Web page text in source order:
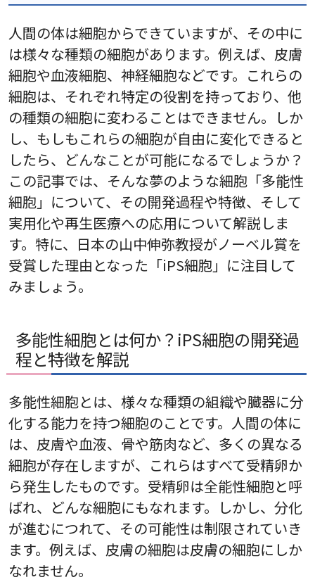
人間の体は細胞からできていますが、その中に
は様々な種類の細胞があります。例えば、皮膚
細胞や血液細胞、神経細胞などです。これらの
細胞は、それぞれ特定の役割を持っており、他
の種類の細胞に変わることはできません。しか
し、もしもこれらの細胞が自由に変化できると
したら、どんなことが可能になるでしょうか？
この記事では、そんな夢のような細胞「多能性
細胞」について、その開発過程や特徴、そして
実用化や再生医療への応用について解説しま
す。特に、日本の山中伸弥教授がノーベル賞を
受賞した理由となった「iPS細胞」に注目して
みましょう。
多能性細胞とは何か？iPS細胞の開発過
程と特徴を解説
多能性細胞とは、様々な種類の組織や臓器に分
化する能力を持つ細胞のことです。人間の体に
は、皮膚や血液、骨や筋肉など、多くの異なる
細胞が存在しますが、これらはすべて受精卵か
ら発生したものです。受精卵は全能性細胞と呼
ばれ、どんな細胞にもなれます。しかし、分化
が進むにつれて、その可能性は制限されていき
ます。例えば、皮膚の細胞は皮膚の細胞にしか
なれません。